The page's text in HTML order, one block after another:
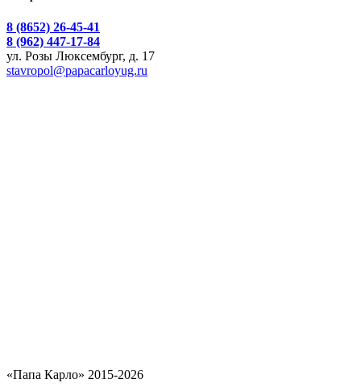
8 (8652) 26-45-41
8 (962) 447-17-84
ул. Розы Люксембург, д. 17
stavropol@papacarloyug.ru
«Папа Карло» 2015-2026